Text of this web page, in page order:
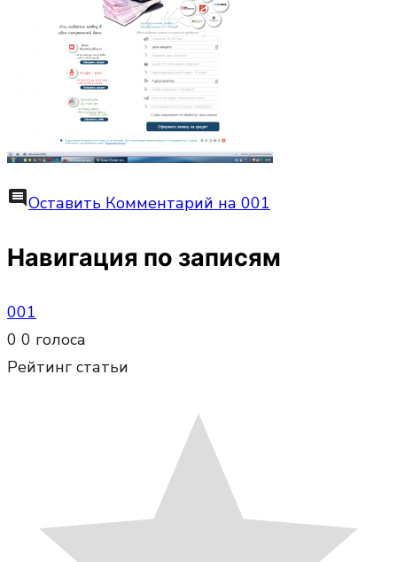
commentОставить Комментарий на 001
Навигация по записям
001
0 0 голоса
Рейтинг статьи